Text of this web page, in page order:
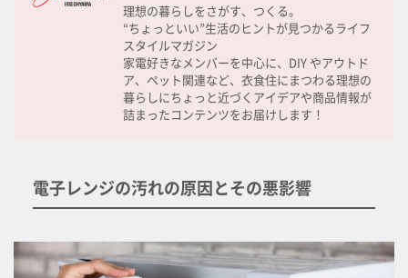
理想の暮らしをさがす、つくる。
“ちょっといい”生活のヒントが見つかるライフ
スタイルマガジン
家電好きなメンバーを中心に、DIY やアウトド
ア、ペット関連など、衣食住にまつわる理想の
暮らしにちょっと近づくアイデアや商品情報が
詰まったコンテンツをお届けします！
電子レンジの汚れの原因とその悪影響